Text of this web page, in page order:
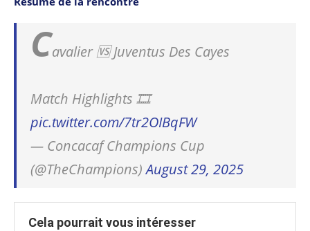
Cavalier 🆚 Juventus Des Cayes
Match Highlights 🎞️
pic.twitter.com/7tr2OIBqFW
— Concacaf Champions Cup
(@TheChampions)August 29, 2025
Cela pourrait vous intéresser